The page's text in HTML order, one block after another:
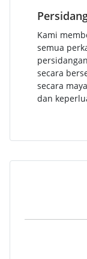
Kami
semua
secara
secara
dan